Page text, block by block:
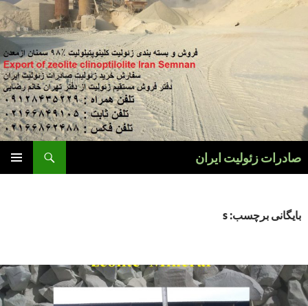
رفتن
صادرات زئولیت ایران
بایگانی برچسب: s